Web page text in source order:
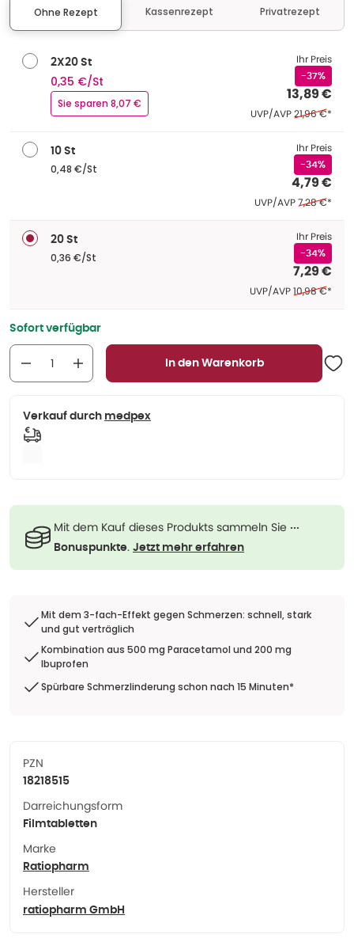
Ohne Rezept Kassenrezept Privatrezept
2X20 St
0,35 €/St
Sie sparen 8,07 €
Ihr Preis
-37%
13,89 €
UVP/AVPEhemaliger
21,96 €*
10 St
0,48 €/St
Ihr Preis
-34%
4,79 €
UVP/AVPEhemaliger
7,28 €*
20 St
0,36 €/St
Ihr Preis
-34%
7,29 €
UVP/AVPEhemaliger
10,98 €*
Sofort verfügbar
In den Warenkorb
Verkauf durch medpex
Mit dem Kauf dieses Produkts sammeln Sie ···
Bonuspunkte. Jetzt mehr erfahren
Mit dem 3-fach-Effekt gegen Schmerzen: schnell, stark
und gut verträglich
Kombination aus 500 mg Paracetamol und 200 mg
Ibuprofen
Spürbare Schmerzlinderung schon nach 15 Minuten*
PZN
18218515
Darreichungsform
Filmtabletten
Marke
Ratiopharm
Hersteller
ratiopharm GmbH